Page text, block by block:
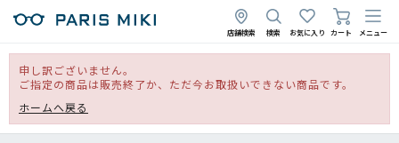
店舗検索 検索 お気に入り カート メニュー
申し訳ございません。
ご指定の商品は販売終了か、ただ今お取扱いできない商品です。
ホームへ戻る